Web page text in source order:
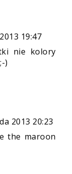
19:47
nie kolory
)
2013 20:23
the maroon